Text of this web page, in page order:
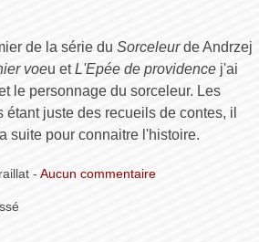
de la série du Sorceleurde Andrzej
voeu etL'Epée de providence j'ai
le personnage du sorceleur. Les
juste des recueils de contes, il
suite pour connaitre l'histoire.
- Aucun commentaire